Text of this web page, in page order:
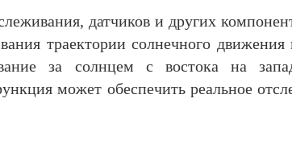
датчиков и других
траектории солнечного
за солнцем с востока на
может обеспечить реальное